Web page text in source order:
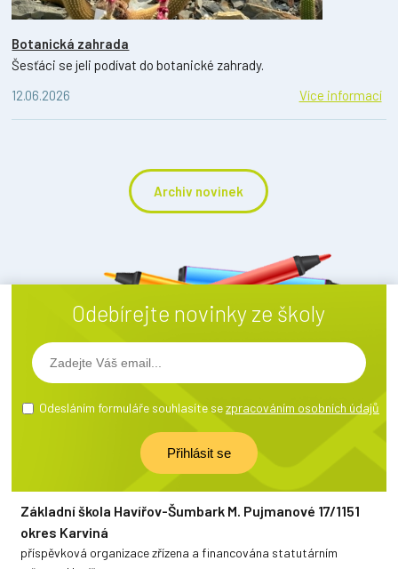
Botanická zahrada
Šesťáci se jeli podívat do botanické zahrady.
12.06.2026
Více informací
Archiv novinek
Odebírejte novinky ze školy
Odesláním formuláře souhlasíte sezpracováním osobních údajů
Základní škola Havířov-Šumbark M. Pujmanové 17/1151
okres Karviná
příspěvková organizace zřízena a financována statutárním